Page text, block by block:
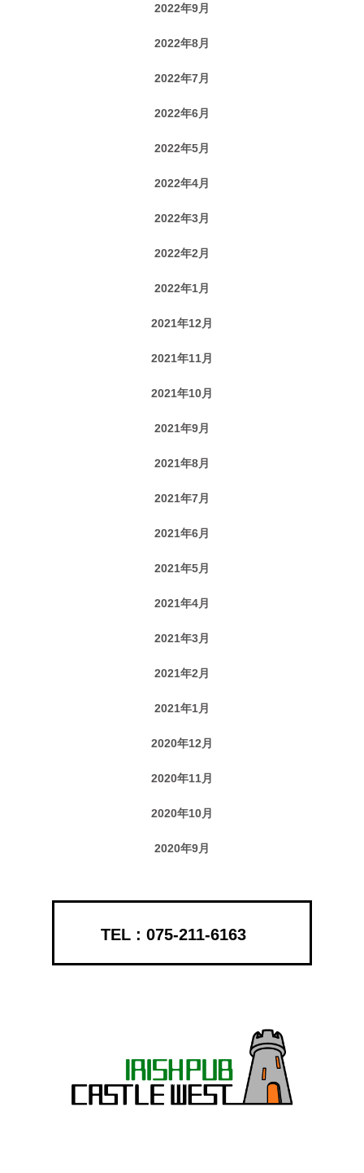
2022年9月
2022年8月
2022年7月
2022年6月
2022年5月
2022年4月
2022年3月
2022年2月
2022年1月
2021年12月
2021年11月
2021年10月
2021年9月
2021年8月
2021年7月
2021年6月
2021年5月
2021年4月
2021年3月
2021年2月
2021年1月
2020年12月
2020年11月
2020年10月
2020年9月
075-211-6163